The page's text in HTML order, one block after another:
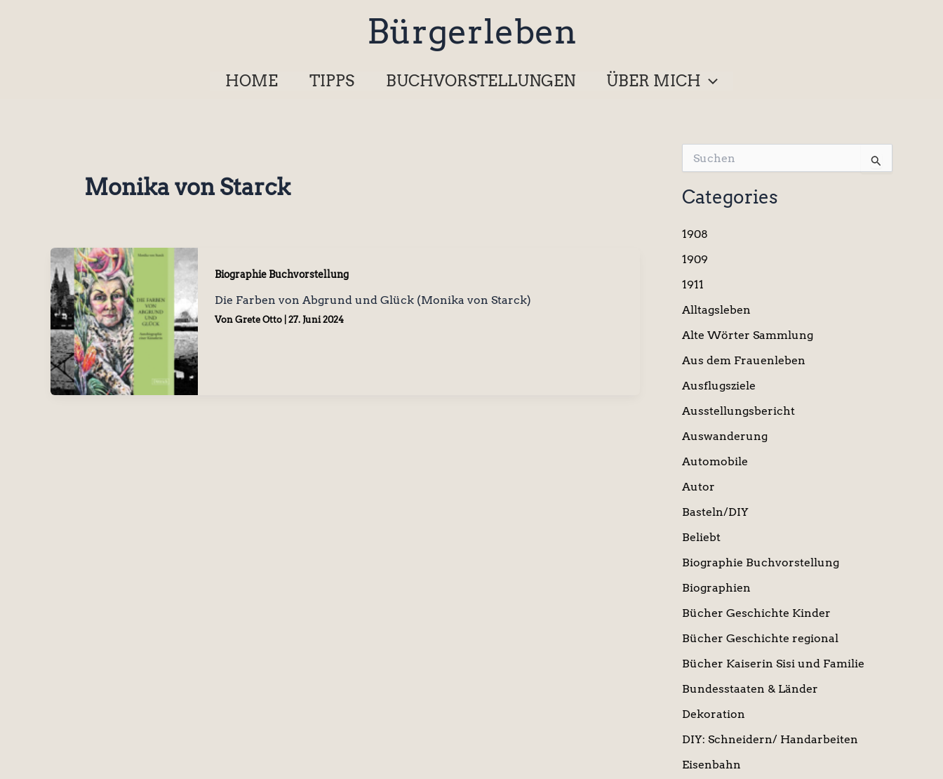
Bürgerleben
HOME TIPPS BUCHVORSTELLUNGEN ÜBER MICH
Monika von Starck
Biographie Buchvorstellung
Die Farben von Abgrund und Glück (Monika von Starck)
Von Grete Otto 27. Juni 2024
u
c
h
n
a
h
Categories
1908
1909
1911
Alltagsleben
Alte Wörter Sammlung
Aus dem Frauenleben
Ausflugsziele
Ausstellungsbericht
Auswanderung
Automobile
Autor
Basteln/DIY
Beliebt
Biographie Buchvorstellung
Biographien
Bücher Geschichte Kinder
Bücher Geschichte regional
Bücher Kaiserin Sisi und Familie
Bundesstaaten & Länder
Dekoration
DIY: Schneidern/ Handarbeiten
Eisenbahn